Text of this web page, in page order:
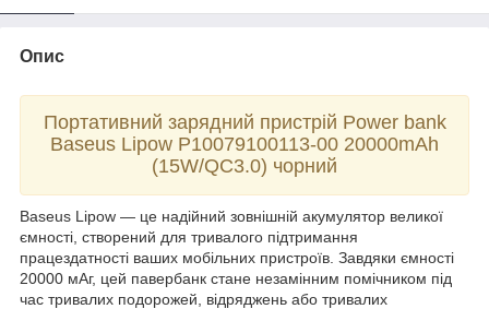
Опис
Портативний зарядний пристрій Power bank
Baseus Lipow P10079100113-00 20000mAh
(15W/QC3.0) чорний
Baseus Lipow — це надійний зовнішній акумулятор великої
ємності, створений для тривалого підтримання
працездатності ваших мобільних пристроїв. Завдяки ємності
20000 мАг, цей павербанк стане незамінним помічником під
час тривалих подорожей, відряджень або тривалих